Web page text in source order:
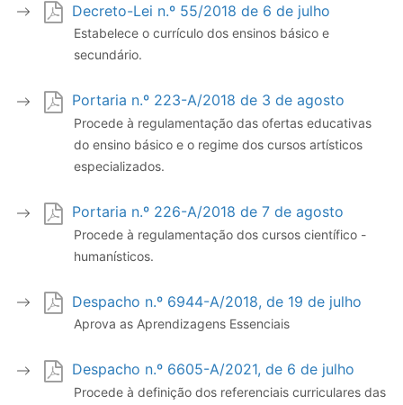
Decreto-Lei n.º 55/2018 de 6 de julho
Estabelece o currículo dos ensinos básico e
secundário.
Portaria n.º 223-A/2018 de 3 de agosto
Procede à regulamentação das ofertas educativas
do ensino básico e o regime dos cursos artísticos
especializados.
Portaria n.º 226-A/2018 de 7 de agosto
Procede à regulamentação dos cursos científico -
humanísticos.
Despacho n.º 6944-A/2018, de 19 de julho
Aprova as Aprendizagens Essenciais
Despacho n.º 6605-A/2021, de 6 de julho
Procede à definição dos referenciais curriculares das